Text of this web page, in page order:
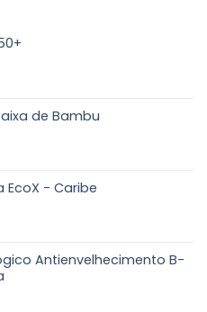
de Bambu
EcoX - Caribe
Antienvelhecimento B-